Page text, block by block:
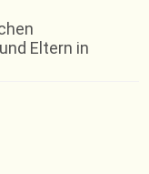
Eltern in